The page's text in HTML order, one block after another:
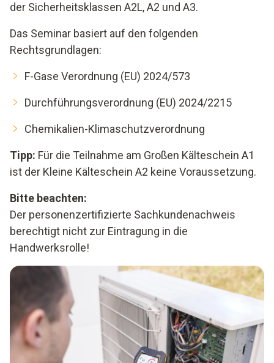
der Sicherheitsklassen A2L, A2 und A3.
Das Seminar basiert auf den folgenden
Rechtsgrundlagen:
F-Gase Verordnung (EU) 2024/573
Durchführungsverordnung (EU) 2024/2215
Chemikalien-Klimaschutzverordnung
Tipp: Für die Teilnahme am Großen Kälteschein A1
ist der Kleine Kälteschein A2 keine Voraussetzung.
Bitte beachten:
Der personenzertifizierte Sachkundenachweis
berechtigt nicht zur Eintragung in die
Handwerksrolle!